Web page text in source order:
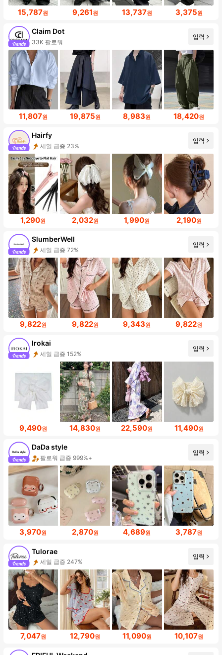
15,787원 9,261원 13,737원 3,375원
Claim Dot
33K 팔로워
입력
11,807원 19,875원 8,983원 18,420원
Hairfy
세일 급증 23%
입력
1,290원 2,032원 1,990원 2,190원
SlumberWell
세일 급증 72%
입력
9,822원 9,822원 9,343원 9,822원
Irokai
세일 급증 152%
입력
9,490원 14,830원 22,590원 11,490원
DaDa style
팔로워 급증 999%+
입력
3,970원 2,870원 4,689원 3,787원
Tulorae
세일 급증 247%
입력
7,047원 12,790원 11,090원 10,107원